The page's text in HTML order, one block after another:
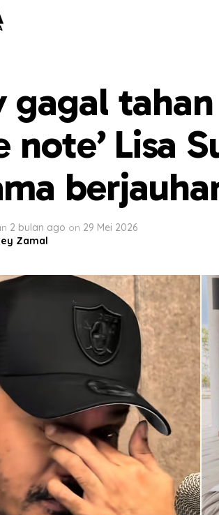
gagal
note’ Lisa
2 bulan ago on 29 Mei 2026
Zamal